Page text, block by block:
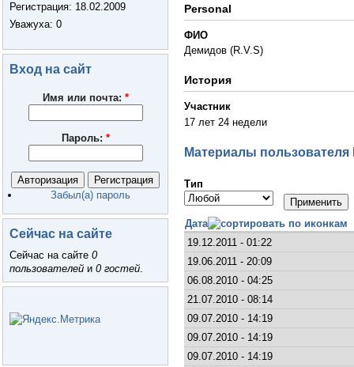
Регистрация: 18.02.2009
Уважуха: 0
Вход на сайт
Имя или почта: *
Пароль: *
Забыл(а) пароль
Сейчас на сайте
Сейчас на сайте 0
пользователей и 0 гостей.
Personal
ФИО
Демидов (R.V.S)
История
Участник
17 лет 24 недели
Материалы пользователя
Тип
Дата
19.12.2011 - 01:22
19.06.2011 - 20:09
06.08.2010 - 04:25
21.07.2010 - 08:14
09.07.2010 - 14:19
09.07.2010 - 14:19
09.07.2010 - 14:19